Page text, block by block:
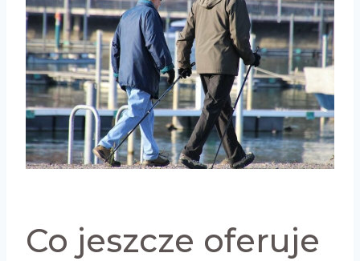
Co jeszcze oferuje